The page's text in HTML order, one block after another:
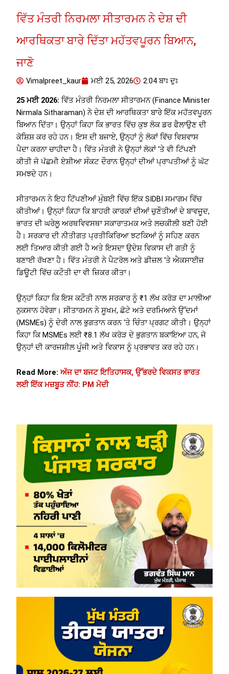
ਵਿੱਤ ਮੰਤਰੀ ਨਿਰਮਲਾ ਸੀਤਾਰਮਨ ਨੇ ਦੇਸ਼ ਦੀ
ਆਰਥਿਕਤਾ ਬਾਰੇ ਦਿੱਤਾ ਮਹੱਤਵਪੂਰਨ ਬਿਆਨ,
ਜਾਣੋ
Vimalpreet_kaur ਮਈ 25, 2026 2:04 ਬਾਃ ਦੁਃ
25 ਮਈ 2026: ਵਿੱਤ ਮੰਤਰੀ ਨਿਰਮਲਾ ਸੀਤਾਰਮਨ (Finance Minister
Nirmala Sitharaman) ਨੇ ਦੇਸ਼ ਦੀ ਆਰਥਿਕਤਾ ਬਾਰੇ ਇੱਕ ਮਹੱਤਵਪੂਰਨ
ਬਿਆਨ ਦਿੱਤਾ। ਉਨ੍ਹਾਂ ਕਿਹਾ ਕਿ ਭਾਰਤ ਵਿੱਚ ਕੁਝ ਲੋਕ ਡਰ ਫੈਲਾਉਣ ਦੀ
ਕੋਸ਼ਿਸ਼ ਕਰ ਰਹੇ ਹਨ। ਇਸ ਦੀ ਬਜਾਏ, ਉਨ੍ਹਾਂ ਨੂੰ ਲੋਕਾਂ ਵਿੱਚ ਵਿਸ਼ਵਾਸ
ਪੈਦਾ ਕਰਨਾ ਚਾਹੀਦਾ ਹੈ। ਵਿੱਤ ਮੰਤਰੀ ਨੇ ਉਨ੍ਹਾਂ ਲੋਕਾਂ ‘ਤੇ ਵੀ ਟਿੱਪਣੀ
ਕੀਤੀ ਜੋ ਪੱਛਮੀ ਏਸ਼ੀਆ ਸੰਕਟ ਦੌਰਾਨ ਉਨ੍ਹਾਂ ਦੀਆਂ ਪ੍ਰਾਪਤੀਆਂ ਨੂੰ ਘੱਟ
ਸਮਝਦੇ ਹਨ।
ਸੀਤਾਰਮਨ ਨੇ ਇਹ ਟਿੱਪਣੀਆਂ ਮੁੰਬਈ ਵਿੱਚ ਇੱਕ SIDBI ਸਮਾਗਮ ਵਿੱਚ
ਕੀਤੀਆਂ। ਉਨ੍ਹਾਂ ਕਿਹਾ ਕਿ ਬਾਹਰੀ ਕਾਰਕਾਂ ਦੀਆਂ ਚੁਣੌਤੀਆਂ ਦੇ ਬਾਵਜੂਦ,
ਭਾਰਤ ਦੀ ਘਰੇਲੂ ਅਰਥਵਿਵਸਥਾ ਸਕਾਰਾਤਮਕ ਅਤੇ ਲਚਕੀਲੀ ਬਣੀ ਹੋਈ
ਹੈ। ਸਰਕਾਰ ਦੀ ਨੀਤੀਗਤ ਪ੍ਰਤੀਕਿਰਿਆ ਝਟਕਿਆਂ ਨੂੰ ਸਹਿਣ ਕਰਨ
ਲਈ ਤਿਆਰ ਕੀਤੀ ਗਈ ਹੈ ਅਤੇ ਇਸਦਾ ਉਦੇਸ਼ ਵਿਕਾਸ ਦੀ ਗਤੀ ਨੂੰ
ਬਣਾਈ ਰੱਖਣਾ ਹੈ। ਵਿੱਤ ਮੰਤਰੀ ਨੇ ਪੈਟਰੋਲ ਅਤੇ ਡੀਜ਼ਲ ‘ਤੇ ਐਕਸਾਈਜ਼
ਡਿਊਟੀ ਵਿੱਚ ਕਟੌਤੀ ਦਾ ਵੀ ਜ਼ਿਕਰ ਕੀਤਾ।
ਉਨ੍ਹਾਂ ਕਿਹਾ ਕਿ ਇਸ ਕਟੌਤੀ ਨਾਲ ਸਰਕਾਰ ਨੂੰ ₹1 ਲੱਖ ਕਰੋੜ ਦਾ ਮਾਲੀਆ
ਨੁਕਸਾਨ ਹੋਵੇਗਾ। ਸੀਤਾਰਮਨ ਨੇ ਸੂਖਮ, ਛੋਟੇ ਅਤੇ ਦਰਮਿਆਨੇ ਉੱਦਮਾਂ
(MSMEs) ਨੂੰ ਦੇਰੀ ਨਾਲ ਭੁਗਤਾਨ ਕਰਨ ‘ਤੇ ਚਿੰਤਾ ਪ੍ਰਗਟ ਕੀਤੀ। ਉਨ੍ਹਾਂ
ਕਿਹਾ ਕਿ MSMEs ਲਈ ₹8.1 ਲੱਖ ਕਰੋੜ ਦੇ ਭੁਗਤਾਨ ਬਕਾਇਆ ਹਨ, ਜੋ
ਉਨ੍ਹਾਂ ਦੀ ਕਾਰਜਸ਼ੀਲ ਪੂੰਜੀ ਅਤੇ ਵਿਕਾਸ ਨੂੰ ਪ੍ਰਭਾਵਤ ਕਰ ਰਹੇ ਹਨ।
Read More:ਅੱਜ ਦਾ ਬਜਟ ਇਤਿਹਾਸਕ, ਉੱਭਰਦੇ ਵਿਕਸਤ ਭਾਰਤ
ਲਈ ਇੱਕ ਮਜ਼ਬੂਤ ​​ਨੀਂਹ: PM ਮੋਦੀ